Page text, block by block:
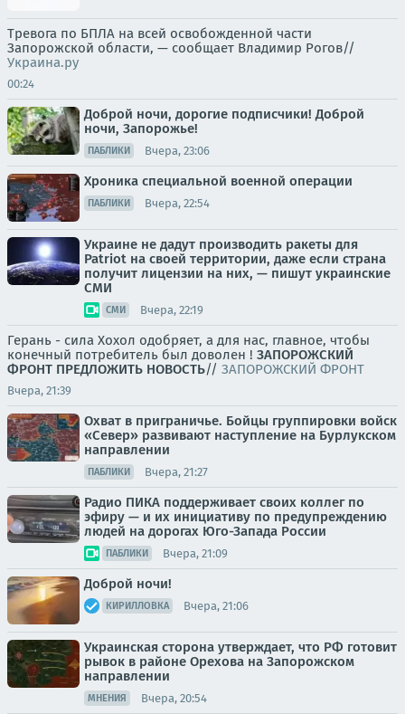
Тревога по БПЛА на всей освобожденной части
Запорожской области, — сообщает Владимир Рогов//
Украина.ру
00:24
Доброй ночи, дорогие подписчики! Доброй
ночи, Запорожье!
ПАБЛИКИ Вчера, 23:06
Хроника специальной военной операции
ПАБЛИКИ Вчера, 22:54
Украине не дадут производить ракеты для
Patriot на своей территории, даже если страна
получит лицензии на них, — пишут украинские
СМИ
СМИ Вчера, 22:19
Герань - сила Хохол одобряет, а для нас, главное, чтобы
конечный потребитель был доволен ! ЗАПОРОЖСКИЙ
ФРОНТ ПРЕДЛОЖИТЬ НОВОСТЬ// ЗАПОРОЖСКИЙ ФРОНТ
Вчера, 21:39
Охват в приграничье. Бойцы группировки войск
«Север» развивают наступление на Бурлукском
направлении
ПАБЛИКИ Вчера, 21:27
Радио ПИКА поддерживает своих коллег по
эфиру — и их инициативу по предупреждению
людей на дорогах Юго-Запада России
ПАБЛИКИ Вчера, 21:09
Доброй ночи!
КИРИЛЛОВКА Вчера, 21:06
Украинская сторона утверждает, что РФ готовит
рывок в районе Орехова на Запорожском
направлении
МНЕНИЯ Вчера, 20:54